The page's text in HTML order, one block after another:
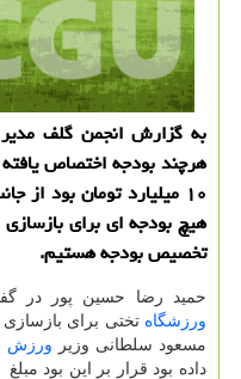
به گزارش انجمن گلف
هرچند بودجه اختصاص یافته
۱۰ میلیارد تومان بود از
هیچ بودجه ای برای
تخصیص بودجه هستیم.
حمید رضا حسین پور در
ورزشگاه تختی برای
مسعود سلطانی وزیر ورزش